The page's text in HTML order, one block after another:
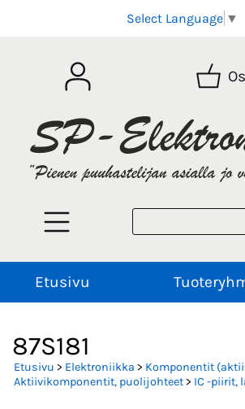
Select Language ▼
Etusivu
87S181
Etusivu > Elektroniikka > Komponentit
Aktiivikomponentit, puolijohteet> IC -piirit,